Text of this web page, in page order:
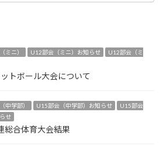
ミニ） U12部会（ミニ）お知らせ
U12部会（ミ
トボール大会について
中学部） U15部会（中学部）お知らせ
U15部会
せ
総合体育大会結果